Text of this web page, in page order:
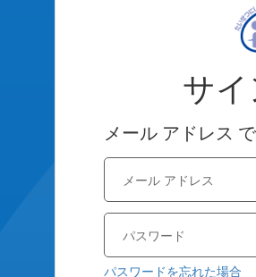
サ
メール アドレス
パスワードを忘れた場合